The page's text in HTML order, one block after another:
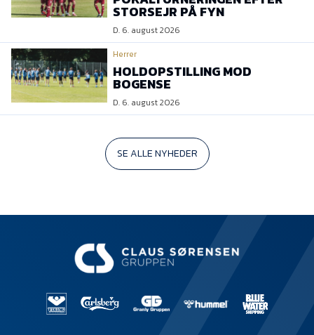
STORSEJR PÅ FYN
D. 6. august 2026
Herrer
HOLDOPSTILLING MOD
BOGENSE
D. 6. august 2026
SE ALLE NYHEDER